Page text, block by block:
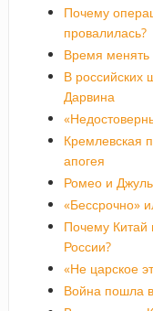
Почему
провалилась?
Время
В российских
Дарвина
Кремлевская
апогея
Ромео и
«Бессрочно»
Почему Китай
России?
«Не царское
Война пошла